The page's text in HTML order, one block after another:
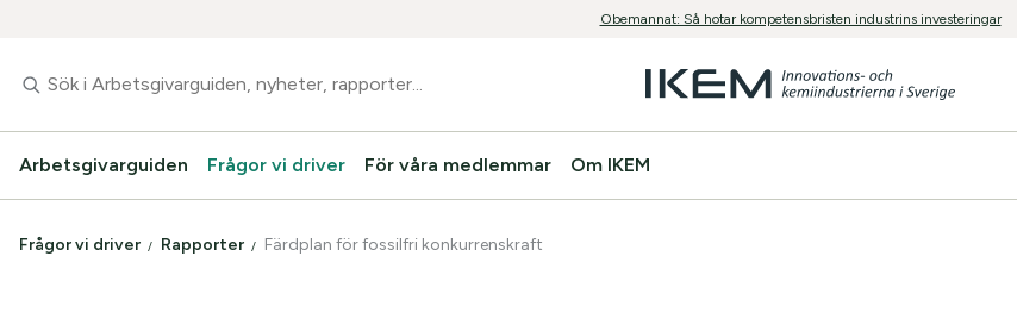
Obemannat: Så hotar kompetensbristen industrins investeringar
Arbetsgivarguiden Frågor vi driver För våra medlemmar Om IKEM
Frågor vi driver Rapporter Färdplan för fossilfri konkurrenskraft